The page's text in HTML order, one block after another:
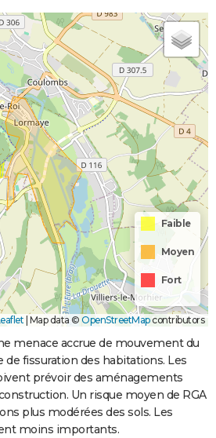
Faible
Moyen
Fort
Map data © OpenStreetMapcontributors
menace accrue de mouvement du
fissuration des habitations. Les
prévoir des aménagements
Un risque moyen de RGA
plus modérées des sols. Les
moins importants.